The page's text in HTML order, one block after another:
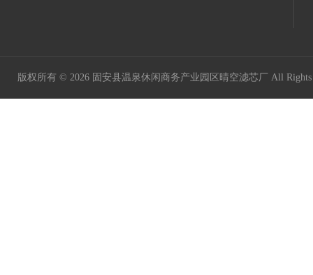
版权所有 © 2026 固安县温泉休闲商务产业园区晴空滤芯厂 All